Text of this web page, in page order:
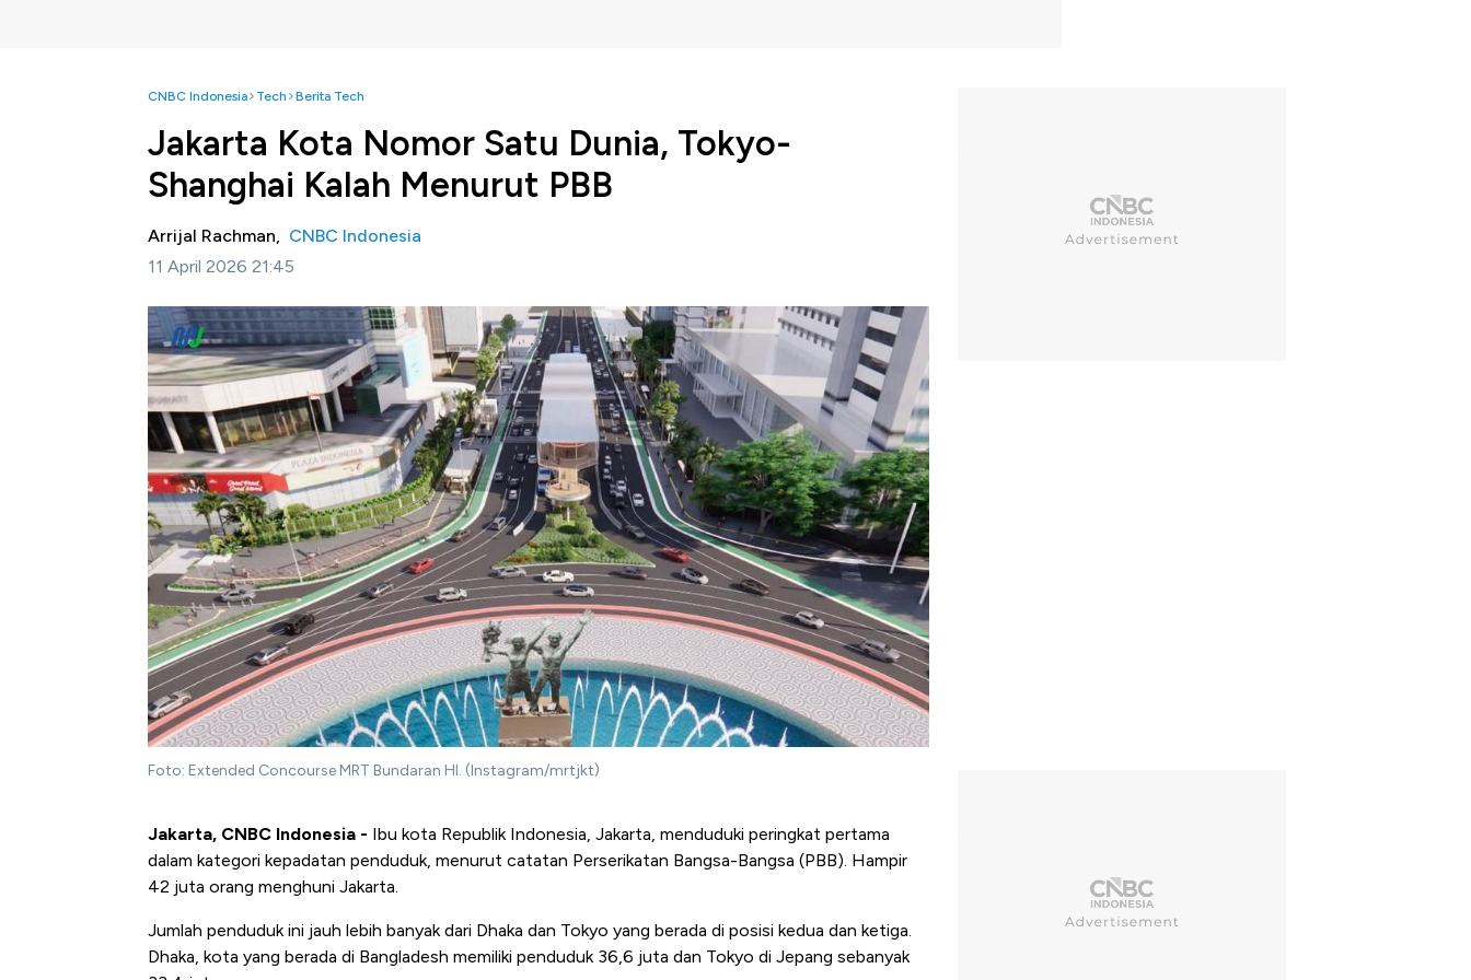
CNBC Indonesia Tech Berita Tech
Jakarta Kota Nomor Satu Dunia, Tokyo-
Shanghai Kalah Menurut PBB
Arrijal Rachman, CNBC Indonesia
11 April 2026 21:45
Foto: Extended Concourse MRT Bundaran HI. (Instagram/mrtjkt)
Jakarta, CNBC Indonesia - Ibu kota Republik Indonesia, Jakarta, menduduki peringkat pertama
dalam kategori kepadatan penduduk, menurut catatan Perserikatan Bangsa-Bangsa (PBB). Hampir
42 juta orang menghuni Jakarta.
Jumlah penduduk ini jauh lebih banyak dari Dhaka dan Tokyo yang berada di posisi kedua dan ketiga.
Dhaka, kota yang berada di Bangladesh memiliki penduduk 36,6 juta dan Tokyo di Jepang sebanyak